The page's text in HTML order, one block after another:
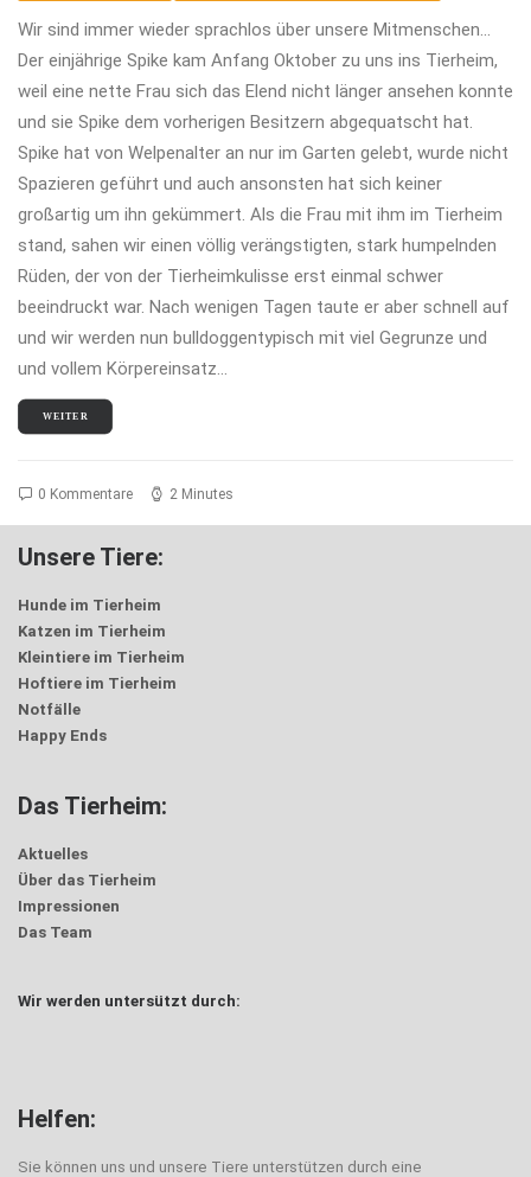
Wir sind immer wieder sprachlos über unsere Mitmenschen...
Der einjährige Spike kam Anfang Oktober zu uns ins Tierheim,
weil eine nette Frau sich das Elend nicht länger ansehen konnte
und sie Spike dem vorherigen Besitzern abgequatscht hat.
Spike hat von Welpenalter an nur im Garten gelebt, wurde nicht
Spazieren geführt und auch ansonsten hat sich keiner
großartig um ihn gekümmert. Als die Frau mit ihm im Tierheim
stand, sahen wir einen völlig verängstigten, stark humpelnden
Rüden, der von der Tierheimkulisse erst einmal schwer
beeindruckt war. Nach wenigen Tagen taute er aber schnell auf
und wir werden nun bulldoggentypisch mit viel Gegrunze und
und vollem Körpereinsatz…
WEITER
0 Kommentare 2 Minutes
Unsere Tiere:
Hunde im Tierheim
Katzen im Tierheim
Kleintiere im Tierheim
Hoftiere im Tierheim
Notfälle
Happy Ends
Das Tierheim:
Aktuelles
Über das Tierheim
Impressionen
Das Team
Wir werden untersützt durch:
Helfen:
Sie können uns und unsere Tiere unterstützen durch eine